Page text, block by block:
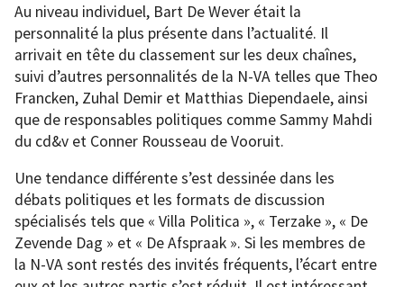
Au niveau individuel, Bart De Wever était la
personnalité la plus présente dans l’actualité. Il
arrivait en tête du classement sur les deux chaînes,
suivi d’autres personnalités de la N-VA telles que Theo
Francken, Zuhal Demir et Matthias Diependaele, ainsi
que de responsables politiques comme Sammy Mahdi
du cd&v et Conner Rousseau de Vooruit.
Une tendance différente s’est dessinée dans les
débats politiques et les formats de discussion
spécialisés tels que « Villa Politica », « Terzake », « De
Zevende Dag » et « De Afspraak ». Si les membres de
la N-VA sont restés des invités fréquents, l’écart entre